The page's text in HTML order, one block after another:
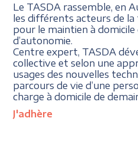
Le TASDA rassemble, en
les différents acteurs de
pour le maintien à
d’autonomie.
Centre expert, TASDA
collective et selon une
usages des nouvelles
parcours de vie d’une
charge à domicile de
J'adhère